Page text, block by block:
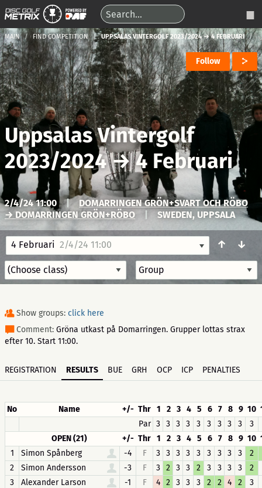
MAIN FIND COMPETITION UPPSALAS VINTERGOLF 2023/2024 → 4 FEBRUARI
Follow
Uppsalas Vintergolf
2023/2024→4 Februari
2/4/24 11:00 |
DOMARRINGEN GRÖN+SVART OCH RÖBO
→ DOMARRINGEN GRÖN+RÖBO
SWEDEN, UPPSALA
4 Februari 2/4/24 11:00 ↑ ↓
Show groups: click here
Comment: Gröna utkast på Domarringen. Grupper lottas strax
efter 10. Start 11:00.
REGISTRATION RESULTS BUE GRH OCP ICP PENALTIES
No Name +/- Thr 1 2 3 4 5 6 7 8 9 10
Par 3 3 3 3 3 3 3 3 3
3
OPEN (21)
+/- Thr 1 2 3 4 5 6 7 8 9 10
1
Simon Spånberg -4 F 3 3 3 3 3 3 3 3 3
2
2
Simon Andersson -3 F 3 2 3 3 2 3 3 3 3
2
3
Alexander Larson -1 F 4 2 3 3 3 2 2 4 2
3